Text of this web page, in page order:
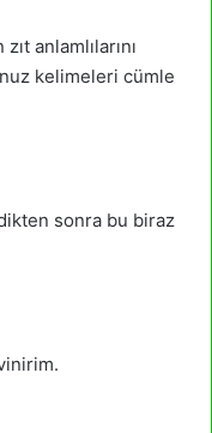
anlamlılarını
kelimeleri cümle
sonra bu biraz